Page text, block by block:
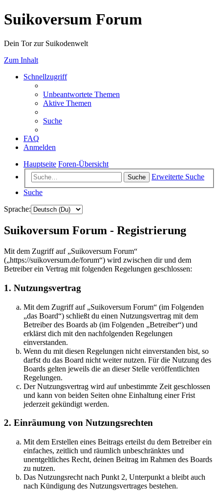
Suikoversum Forum
Dein Tor zur Suikodenwelt
Zum Inhalt
Schnellzugriff
Unbeantwortete Themen
Aktive Themen
Suche
FAQ
Anmelden
Hauptseite Foren-Übersicht
Suche
Erweiterte Suche
Suche
Sprache:
Suikoversum Forum - Registrierung
Mit dem Zugriff auf „Suikoversum Forum“
(„https://suikoversum.de/forum“) wird zwischen dir und dem
Betreiber ein Vertrag mit folgenden Regelungen geschlossen:
1. Nutzungsvertrag
Mit dem Zugriff auf „Suikoversum Forum“ (im Folgenden
„das Board“) schließt du einen Nutzungsvertrag mit dem
Betreiber des Boards ab (im Folgenden „Betreiber“) und
erklärst dich mit den nachfolgenden Regelungen
einverstanden.
Wenn du mit diesen Regelungen nicht einverstanden bist, so
darfst du das Board nicht weiter nutzen. Für die Nutzung des
Boards gelten jeweils die an dieser Stelle veröffentlichten
Regelungen.
Der Nutzungsvertrag wird auf unbestimmte Zeit geschlossen
und kann von beiden Seiten ohne Einhaltung einer Frist
jederzeit gekündigt werden.
2. Einräumung von Nutzungsrechten
Mit dem Erstellen eines Beitrags erteilst du dem Betreiber ein
einfaches, zeitlich und räumlich unbeschränktes und
unentgeltliches Recht, deinen Beitrag im Rahmen des Boards
zu nutzen.
Das Nutzungsrecht nach Punkt 2, Unterpunkt a bleibt auch
nach Kündigung des Nutzungsvertrages bestehen.